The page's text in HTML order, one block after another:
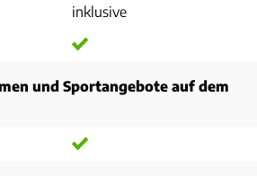
inklusive
und Sportangebote auf dem